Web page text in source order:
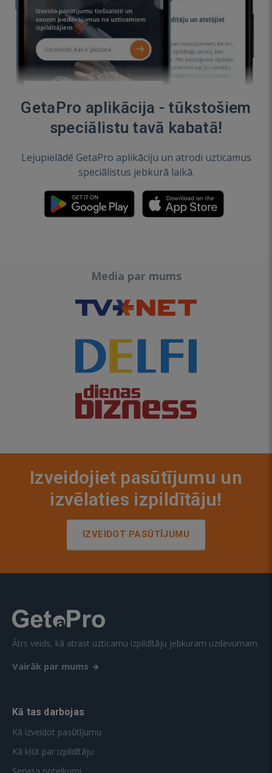
GetaPro aplikācija - tūkstošiem
speciālistu tavā kabatā!
Lejupielādē GetaPro aplikāciju un atrodi uzticamus
speciālistus jebkurā laikā.
Media par mums
Izveidojiet pasūtījumu un
izvēlaties izpildītāju!
IZVEIDOT PASŪTĪJUMU
Ātrs veids, kā atrast uzticamu izpildītāju jebkuram uzdevumam.
Vairāk par mums
Kā tas darbojas
Kā izveidot pasūtījumu
Kā kļūt par izpildītāju